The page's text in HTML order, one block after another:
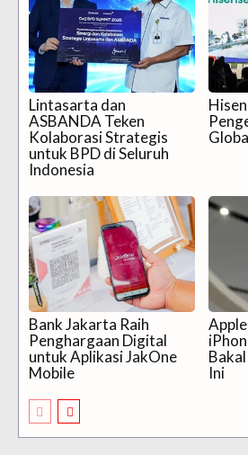
Lintasarta dan
ASBANDA Teken
Kolaborasi Strategis
untuk BPD di Seluruh
Indonesia
Bank Jakarta Raih
Penghargaan Digital
untuk Aplikasi JakOne
Mobile
Ini